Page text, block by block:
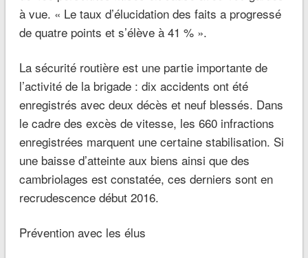
à vue. « Le taux d’élucidation des faits a progressé
de quatre points et s’élève à 41 % ».
La sécurité routière est une partie importante de
l’activité de la brigade : dix accidents ont été
enregistrés avec deux décès et neuf blessés. Dans
le cadre des excès de vitesse, les 660 infractions
enregistrées marquent une certaine stabilisation. Si
une baisse d’atteinte aux biens ainsi que des
cambriolages est constatée, ces derniers sont en
recrudescence début 2016.
Prévention avec les élus